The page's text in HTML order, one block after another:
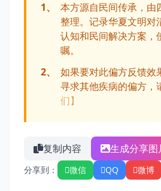
1、
本方源自民间传承，由
整理。记录华夏文明对
认知和民间解决方案，
嘱。
2、
如果要对此偏方反馈效
寻求其他疾病的偏方，
们】
复制内容 生成分享图
分享到： 微信 QQ 微博